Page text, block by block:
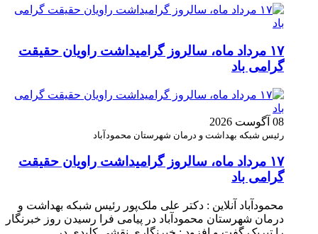
۱۷ مرداد ماه، سالروز گرامیداشت راویان حقیقت
گرامی باد
08 آگوست 2026
رئیس شبکه بهداشت و درمان شهرستان محمودآباد
۱۷ مرداد ماه، سالروز گرامیداشت راویان حقیقت
گرامی باد
محمودآباد آنلاین : دکتر علی ملک‌پور رئیس شبکه بهداشت و
درمان شهرستان محمودآباد در پیامی فرا رسیدن روز خبرنگار